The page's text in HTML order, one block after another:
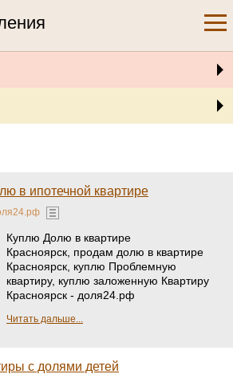
в ипотечной квартире
Куплю Долю в квартире
Красноярск, продам долю в квартире
Красноярск, куплю Проблемную
квартиру, куплю заложенную Квартиру
Красноярск - доля24.рф
Читать дальше...
с долями детей